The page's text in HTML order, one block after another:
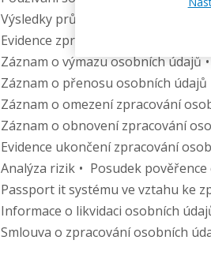
Výsledky průzkumu o vlivu na
Evidence zpracování osobních
Záznam o výmazu osobních údajů
Záznam o přenosu osobních údajů
Záznam o omezení zpracování
Záznam o obnovení zpracování
Evidence ukončení zpracování
Analýza rizik
Posudek
Passport it systému ve vztahu ke
Informace o likvidaci osobních
Smlouva o zpracování osobních